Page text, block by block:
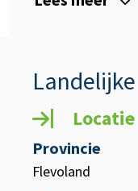
Locatie
Provincie
Flevoland